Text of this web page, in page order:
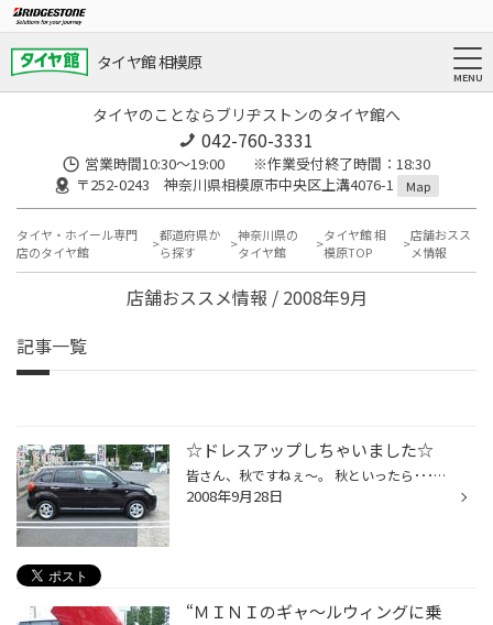
タイヤ館 相模原
タイヤのことならブリヂストンのタイヤ館へ
042-760-3331
営業時間10:30～19:00 ※作業受付終了時間：18:30
〒252-0243 神奈川県相模原市中央区上溝4076-1
Map
タイヤ・ホイール専門
店のタイヤ館
都道府県か
ら探す
神奈川県の
タイヤ館
タイヤ館 相
模原TOP
店舗おスス
メ情報
店舗おススメ情報 / 2008年9月
記事一覧
☆ドレスアップしちゃいました☆
皆さん、秋ですねぇ～。 秋といったら･･･、ドレスアップの季節ですね（笑） えっ！？秋といったら、「食欲の秋」「読書の秋」だろ？？って思った方、 それも間違いではないです！！ でも、タイヤ館では、ドレスアップの季節です（ＴεＴ） この間、お客様にタイヤ＆ホイールをご購入いただきました（...
2008年9月28日
“ＭＩＮＩのギャ～ルウィングに乗